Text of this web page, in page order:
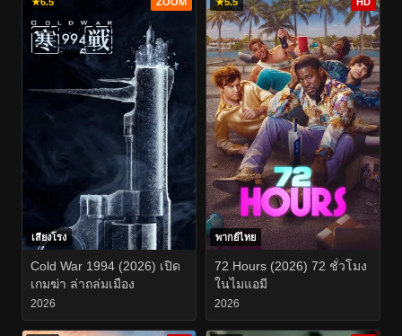
เสียงโรง
Cold War 1994 (2026) เปิด
เกมฆ่า ล่าถล่มเมือง
2026
พากย์ไทย
72 Hours (2026) 72 ชั่วโมง
ในไมแอมี
2026